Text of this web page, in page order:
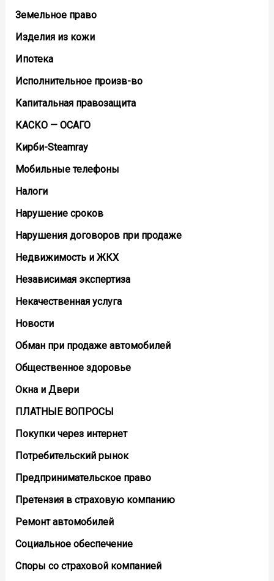
Земельное право
Изделия из кожи
Ипотека
Исполнительное произв-во
Капитальная правозащита
КАСКО — ОСАГО
Кирби-Steamray
Мобильные телефоны
Налоги
Нарушение сроков
Нарушения договоров при продаже
Недвижимость и ЖКХ
Независимая экспертиза
Некачественная услуга
Новости
Обман при продаже автомобилей
Общественное здоровье
Окна и Двери
ПЛАТНЫЕ ВОПРОСЫ
Покупки через интернет
Потребительский рынок
Предпринимательское право
Претензия в страховую компанию
Ремонт автомобилей
Социальное обеспечение
Споры со страховой компанией